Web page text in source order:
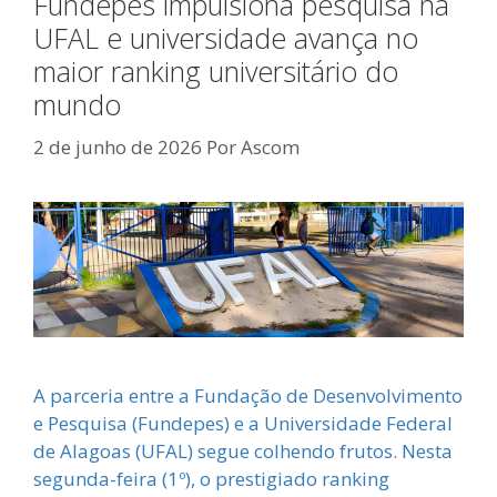
UFAL e universidade avança no
maior ranking universitário do
mundo
2 de junho de 2026 PorAscom
A parceria entre a Fundação de Desenvolvimento
e Pesquisa (Fundepes) e a Universidade Federal
de Alagoas (UFAL) segue colhendo frutos. Nesta
segunda-feira (1º), o prestigiado ranking